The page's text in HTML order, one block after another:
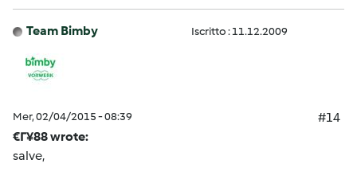
Team Bimby Iscritto : 11.12.2009
Mer, 02/04/2015 - 08:39
#14
€Г¥88 wrote:
salve,